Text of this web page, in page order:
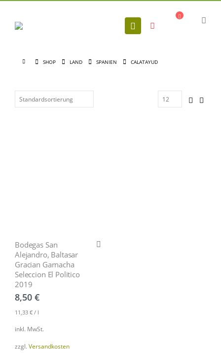
SHOP LAND SPANIEN CALATAYUD
Bodegas San
Alejandro, Baltasar
Gracian Garnacha
Seleccion El Politico
2019
8,50 €
11,33 € / l
inkl. MwSt.
zzgl. Versandkosten